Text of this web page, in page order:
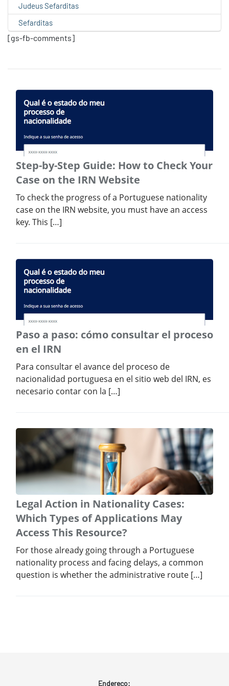
Judeus Sefarditas
Sefarditas
[gs-fb-comments]
Step-by-Step Guide: How to Check Your
Case on the IRN Website
To check the progress of a Portuguese nationality
case on the IRN website, you must have an access
key. This […]
Paso a paso: cómo consultar el proceso
en el IRN
Para consultar el avance del proceso de
nacionalidad portuguesa en el sitio web del IRN, es
necesario contar con la […]
Legal Action in Nationality Cases:
Which Types of Applications May
Access This Resource?
For those already going through a Portuguese
nationality process and facing delays, a common
question is whether the administrative route […]
Endereço: